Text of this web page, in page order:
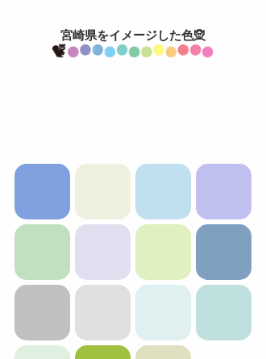
宮崎県をイメージした色🧝